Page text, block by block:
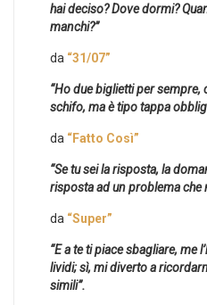
hai deciso? Dove dormi?
manchi?”
da “31/07”
“Ho due biglietti per sempre,
schifo, ma è tipo tappa
da “Fatto Così”
“Se tu sei la risposta, la
risposta ad un problema che
da “Super”
“E a te ti piace sbagliare, me
lividi; sì, mi diverto a
simili”.